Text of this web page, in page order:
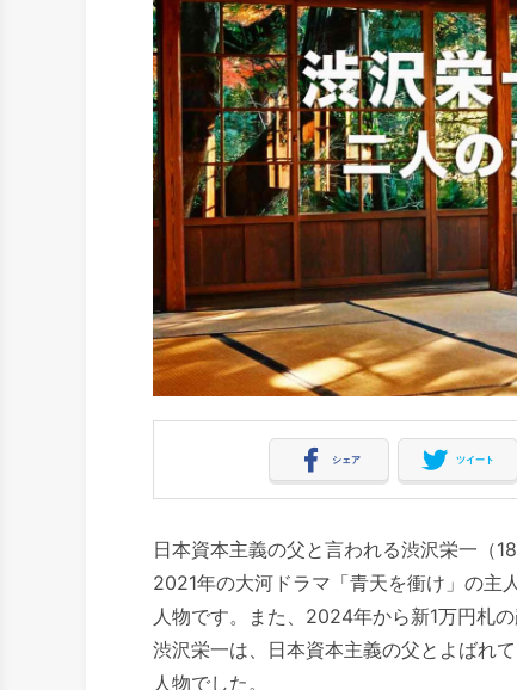
シェア ツイート
日本資本主義の父と言われる渋沢栄一（
2021年の大河ドラマ「青天を衝け」の主
人物です。また、2024年から新1万円札
渋沢栄一は、日本資本主義の父とよばれ
人物でした。